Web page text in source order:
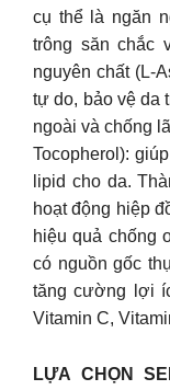
cụ thể là ngăn
trông săn chắc
nguyên chất (L-
tự do, bảo vệ da
ngoài và chống
Tocopherol):
lipid cho da.
hoạt động hiệp
hiệu quả chống
có nguồn gốc
tăng cường lợi
Vitamin C,
LỰA CHỌN